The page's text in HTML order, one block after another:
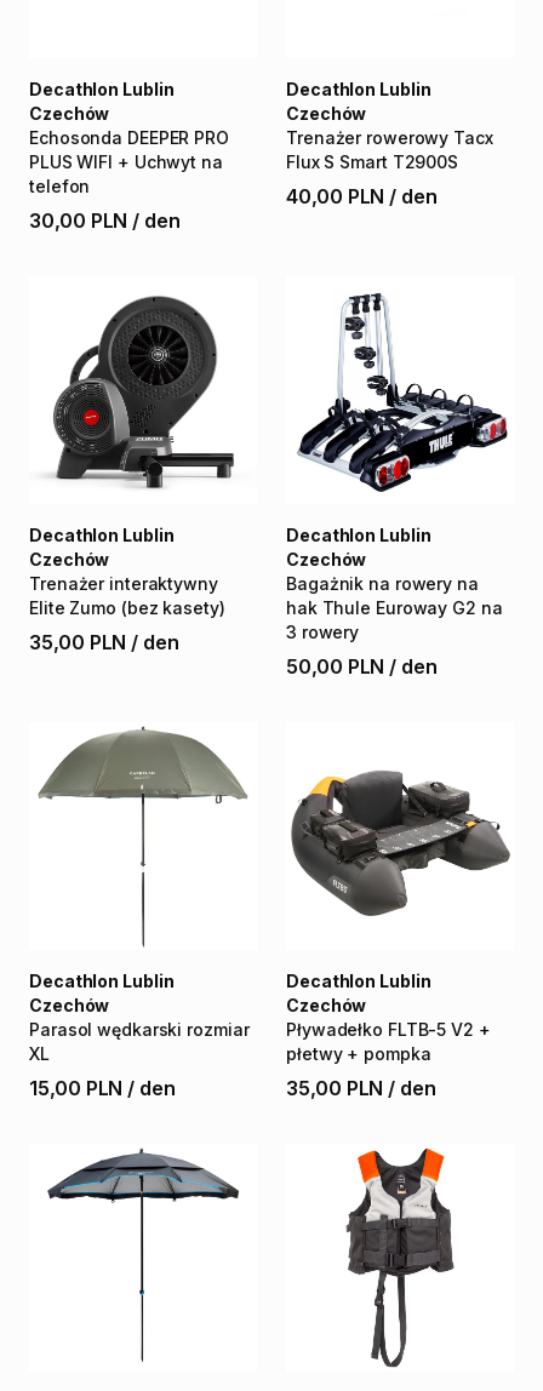
Echosonda DEEPER PRO
PLUS WIFI + Uchwyt na
telefon
Decathlon Lublin
Czechów
30,00 PLN / den
Trenażer rowerowy Tacx
Flux S Smart T2900S
Decathlon Lublin
Czechów
40,00 PLN / den
Trenażer interaktywny
Elite Zumo (bez kasety)
Decathlon Lublin
Czechów
35,00 PLN / den
Bagażnik na rowery na
hak Thule Euroway G2 na
3 rowery
Decathlon Lublin
Czechów
50,00 PLN / den
Parasol wędkarski rozmiar
XL
Decathlon Lublin
Czechów
15,00 PLN / den
Pływadełko FLTB-5 V2 +
płetwy + pompka
Decathlon Lublin
Czechów
35,00 PLN / den